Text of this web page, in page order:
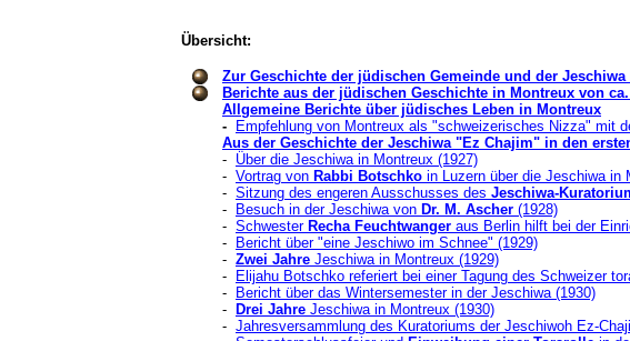
Übersicht:
Zur Geschichte der jüdischen Gemeinde und der
Berichte aus der jüdischen Geschichte in Montreux von
Allgemeine Berichte über jüdisches Leben in Montreux
-
Empfehlung von Montreux als "schweizerisches Nizza" mit
Aus der Geschichte der Jeschiwa "Ez Chajim" in den
- Über die Jeschiwa in Montreux (1927)
- Vortrag von Rabbi Botschko in Luzern über die Jeschiwa in
- Sitzung des engeren Ausschusses des Jeschiwa-
-
Besuch in der Jeschiwa von Dr. M. Ascher (1928)
- Schwester Recha Feuchtwanger aus Berlin hilft bei der
-
Bericht über "eine Jeschiwo im Schnee" (1929)
- Zwei Jahre Jeschiwa in Montreux (1929)
-
Elijahu Botschko referiert bei einer Tagung des Schweizer
-
Bericht über das Wintersemester in der Jeschiwa (1930)
-
Drei Jahre Jeschiwa in Montreux (1930)
- Jahresversammlung des Kuratoriums der Jeschiwoh Ez-